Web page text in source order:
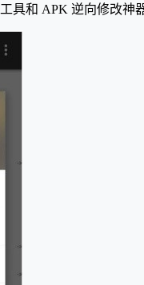
工具和 APK 逆向修改神